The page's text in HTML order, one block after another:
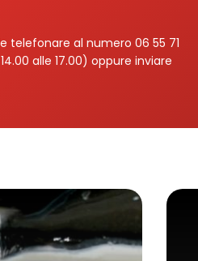
telefonare al numero 06 55 71
alle 17.00) oppure inviare